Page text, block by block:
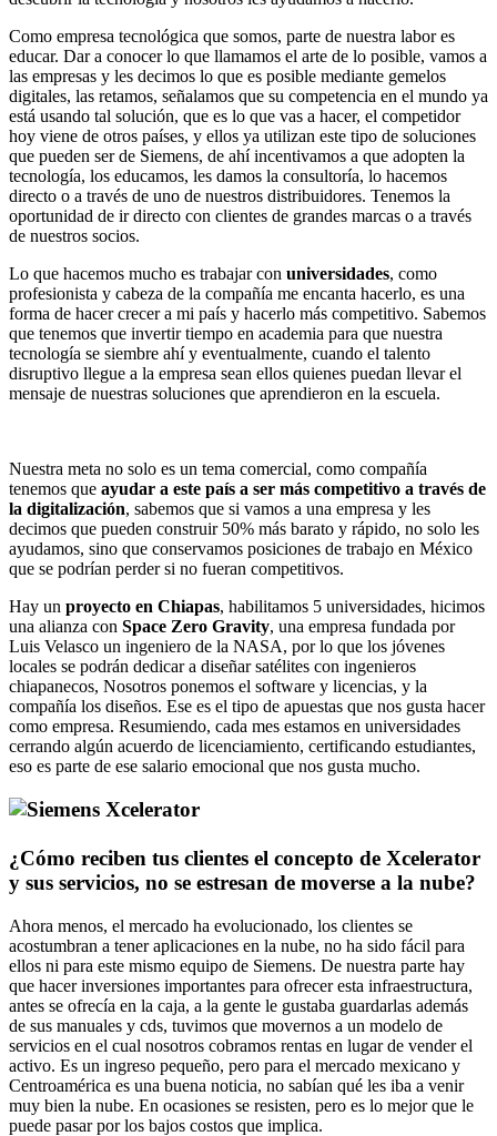
Como empresa tecnológica que somos, parte de nuestra labor es
educar. Dar a conocer lo que llamamos el arte de lo posible, vamos a
las empresas y les decimos lo que es posible mediante gemelos
digitales, las retamos, señalamos que su competencia en el mundo ya
está usando tal solución, que es lo que vas a hacer, el competidor
hoy viene de otros países, y ellos ya utilizan este tipo de soluciones
que pueden ser de Siemens, de ahí incentivamos a que adopten la
tecnología, los educamos, les damos la consultoría, lo hacemos
directo o a través de uno de nuestros distribuidores. Tenemos la
oportunidad de ir directo con clientes de grandes marcas o a través
de nuestros socios.
Lo que hacemos mucho es trabajar con universidades, como
profesionista y cabeza de la compañía me encanta hacerlo, es una
forma de hacer crecer a mi país y hacerlo más competitivo. Sabemos
que tenemos que invertir tiempo en academia para que nuestra
tecnología se siembre ahí y eventualmente, cuando el talento
disruptivo llegue a la empresa sean ellos quienes puedan llevar el
mensaje de nuestras soluciones que aprendieron en la escuela.
Nuestra meta no solo es un tema comercial, como compañía
tenemos que ayudar a este país a ser más competitivo a través de
la digitalización, sabemos que si vamos a una empresa y les
decimos que pueden construir 50% más barato y rápido, no solo les
ayudamos, sino que conservamos posiciones de trabajo en México
que se podrían perder si no fueran competitivos.
Hay un proyecto en Chiapas, habilitamos 5 universidades, hicimos
una alianza con Space Zero Gravity, una empresa fundada por
Luis Velasco un ingeniero de la NASA, por lo que los jóvenes
locales se podrán dedicar a diseñar satélites con ingenieros
chiapanecos, Nosotros ponemos el software y licencias, y la
compañía los diseños. Ese es el tipo de apuestas que nos gusta hacer
como empresa. Resumiendo, cada mes estamos en universidades
cerrando algún acuerdo de licenciamiento, certificando estudiantes,
eso es parte de ese salario emocional que nos gusta mucho.
¿Cómo reciben tus clientes el concepto de Xcelerator
y sus servicios, no se estresan de moverse a la nube?
Ahora menos, el mercado ha evolucionado, los clientes se
acostumbran a tener aplicaciones en la nube, no ha sido fácil para
ellos ni para este mismo equipo de Siemens. De nuestra parte hay
que hacer inversiones importantes para ofrecer esta infraestructura,
antes se ofrecía en la caja, a la gente le gustaba guardarlas además
de sus manuales y cds, tuvimos que movernos a un modelo de
servicios en el cual nosotros cobramos rentas en lugar de vender el
activo. Es un ingreso pequeño, pero para el mercado mexicano y
Centroamérica es una buena noticia, no sabían qué les iba a venir
muy bien la nube. En ocasiones se resisten, pero es lo mejor que le
puede pasar por los bajos costos que implica.